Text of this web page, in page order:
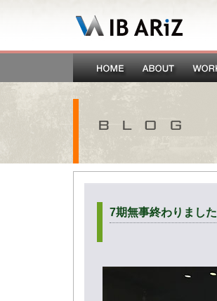
7期無事終わりました